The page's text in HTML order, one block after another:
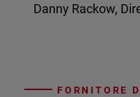
Danny Rackow,
FORNITORE